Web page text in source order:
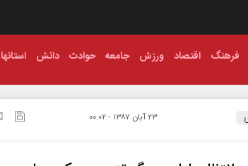
فرهنگ اقتصاد ورزش جامعه حوادث دانش استانها
۲۳ آبان ۱۳۸۷ - ۰۰:۰۲